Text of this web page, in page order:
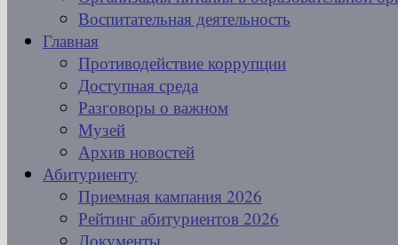
Воспитательная деятельность
Главная
Противодействие коррупции
Доступная среда
Разговоры о важном
Музей
Архив новостей
Абитуриенту
Приемная кампания 2026
Рейтинг абитуриентов 2026
Документы